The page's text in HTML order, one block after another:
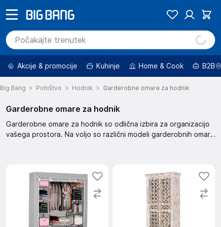
Akcije & promocije Kuhinje Home & Cook B2B
Big Bang Pohištvo Hodnik Garderobne omare za hodnik
Garderobne omare za hodnik
Garderobne omare za hodnik so odlična izbira za organizacijo
vašega prostora. Na voljo so različni modeli garderobnih omar,